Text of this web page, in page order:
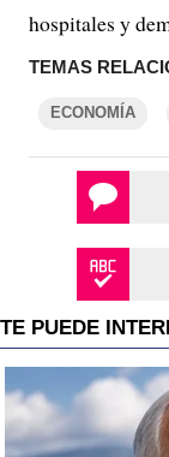
hospitales y
TEMAS
ECONOMÍA